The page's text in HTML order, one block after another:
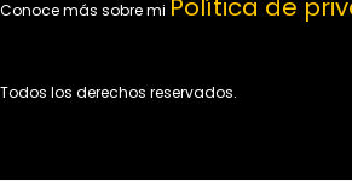
Conoce más sobre mi Política de
Todos los derechos reservados.